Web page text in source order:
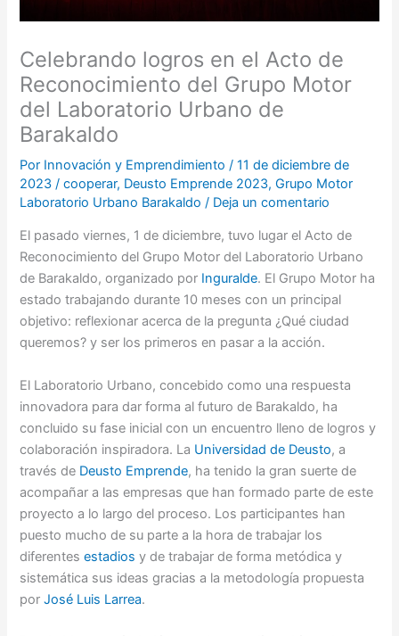
Celebrando logros en el Acto de
Reconocimiento del Grupo Motor
del Laboratorio Urbano de
Barakaldo
Por Innovación y Emprendimiento/11 de diciembre de
2023/cooperar, Deusto Emprende 2023,Grupo Motor
Laboratorio Urbano Barakaldo / Deja un comentario
El pasado viernes, 1 de diciembre, tuvo lugar el Acto de
Reconocimiento del Grupo Motor del Laboratorio Urbano
de Barakaldo, organizado por Inguralde. El Grupo Motor ha
estado trabajando durante 10 meses con un principal
objetivo: reflexionar acerca de la pregunta ¿Qué ciudad
queremos? y ser los primeros en pasar a la acción.
El Laboratorio Urbano, concebido como una respuesta
innovadora para dar forma al futuro de Barakaldo, ha
concluido su fase inicial con un encuentro lleno de logros y
colaboración inspiradora. La Universidad de Deusto, a
través de Deusto Emprende, ha tenido la gran suerte de
acompañar a las empresas que han formado parte de este
proyecto a lo largo del proceso. Los participantes han
puesto mucho de su parte a la hora de trabajar los
diferentesestadios y de trabajar de forma metódica y
sistemática sus ideas gracias a la metodología propuesta
porJosé Luis Larrea.